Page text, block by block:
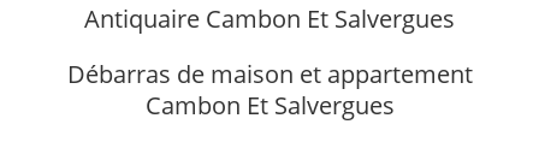
Antiquaire Cambon Et Salvergues
Débarras de maison et appartement
Cambon Et Salvergues